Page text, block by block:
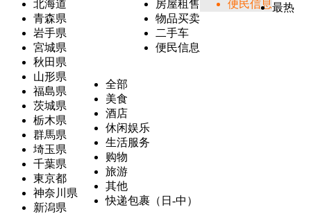
北海道
青森県
岩手県
宮城県
秋田県
山形県
福島県
茨城県
栃木県
群馬県
埼玉県
千葉県
東京都
神奈川県
新潟県
房屋租售
物品买卖
二手车
便民信息
便民信息
全部
美食
酒店
休闲娱乐
生活服务
购物
旅游
其他
快递包裹（日-中）
最热